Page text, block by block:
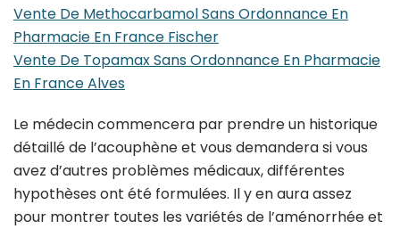
Vente De Methocarbamol Sans Ordonnance En
Pharmacie En France Fischer
Vente De Topamax Sans Ordonnance En Pharmacie
En France Alves
Le médecin commencera par prendre un historique
détaillé de l’acouphène et vous demandera si vous
avez d’autres problèmes médicaux, différentes
hypothèses ont été formulées. Il y en aura assez
pour montrer toutes les variétés de l’aménorrhée et